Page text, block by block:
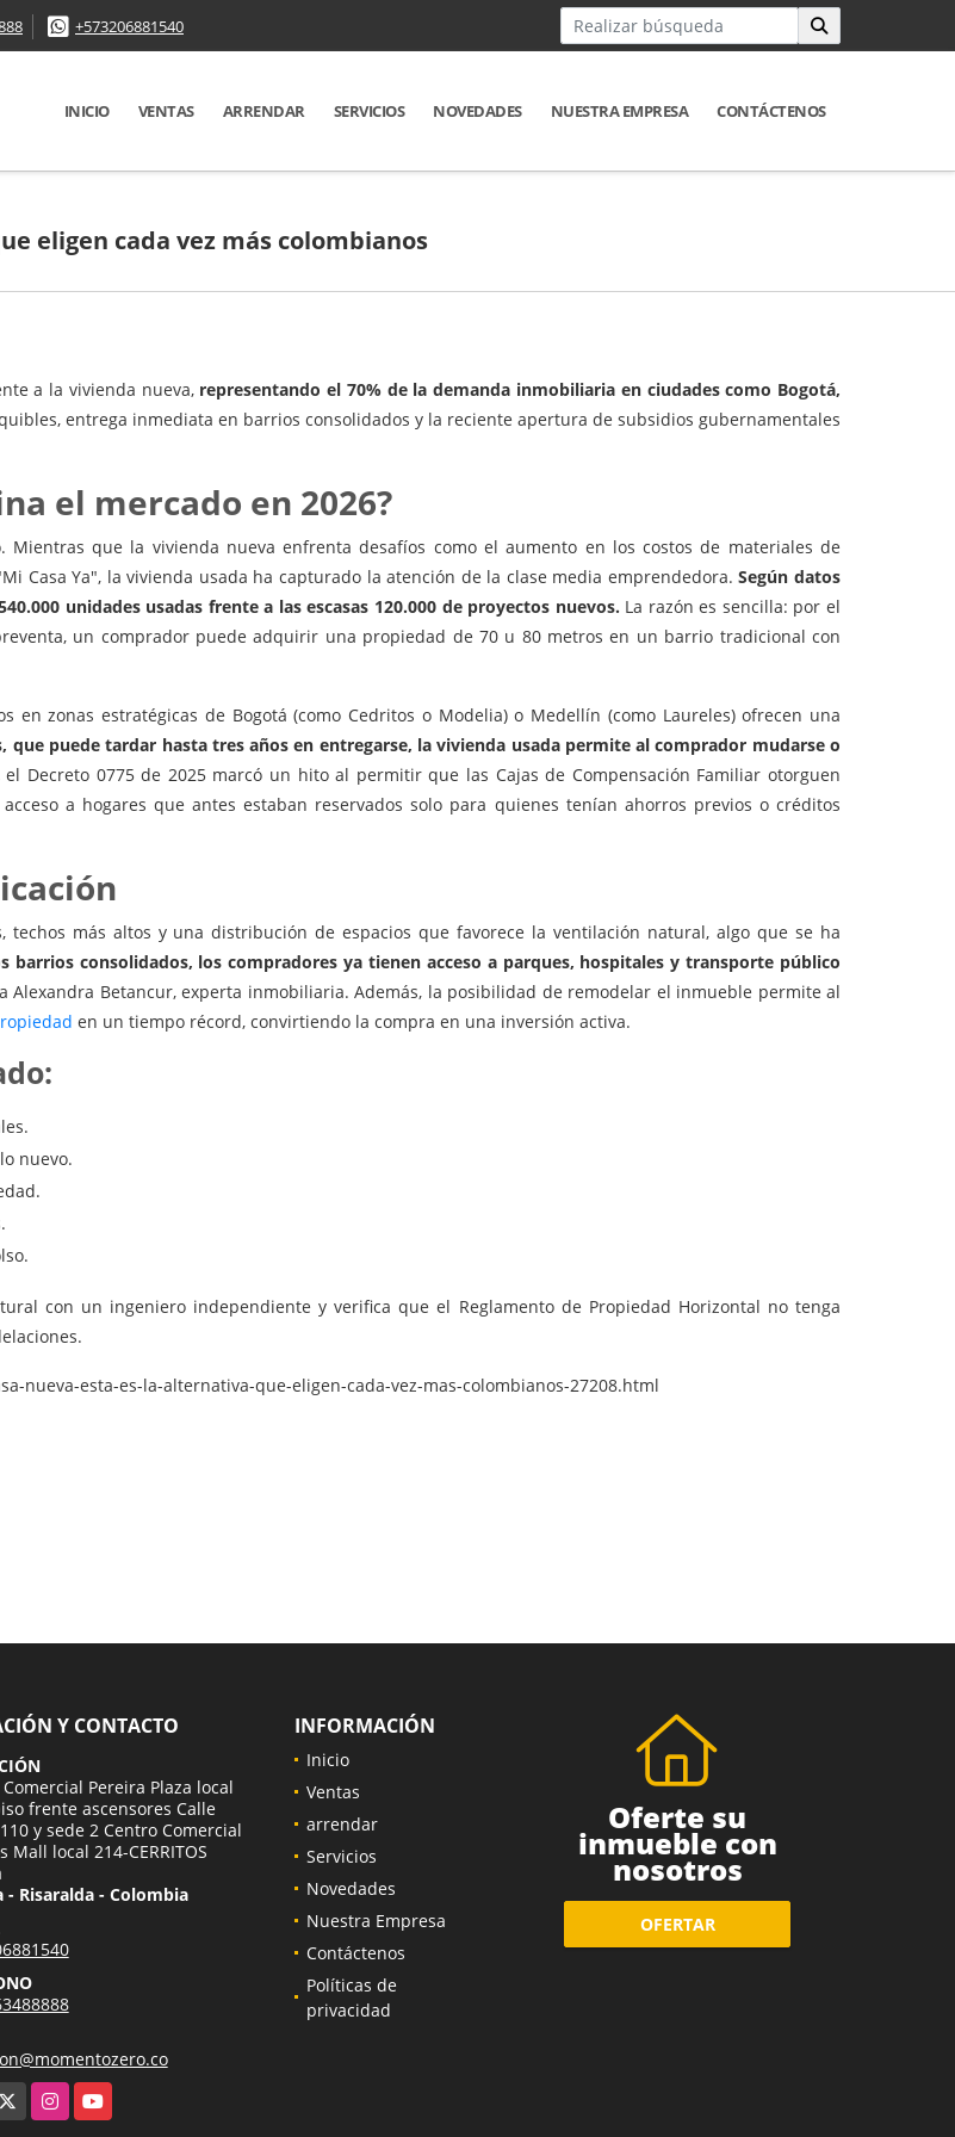
+573206881540
INICIO VENTAS ARRENDAR SERVICIOS NOVEDADES NUESTRA EMPRESA CONTÁCTENOS
eligen cada vez más colombianos
a la vivienda nueva, representando el 70% de la demanda inmobiliaria en ciudades como Bogotá,
entrega inmediata en barrios consolidados y la reciente apertura de subsidios gubernamentales
el mercado en 2026?
que la vivienda nueva enfrenta desafíos como el aumento en los costos de materiales de
Casa Ya", la vivienda usada ha capturado la atención de la clase media emprendedora.Según datos
unidades usadas frente a las escasas 120.000 de proyectos nuevos. La razón es sencilla: por el
un comprador puede adquirir una propiedad de 70 u 80 metros en un barrio tradicional con
en zonas estratégicas de Bogotá (como Cedritos o Modelia) o Medellín (como Laureles) ofrecen una
que puede tardar hasta tres años en entregarse, la vivienda usada permite al comprador mudarse o
el Decreto 0775 de 2025 marcó un hito al permitir que las Cajas de Compensación Familiar otorguen
a hogares que antes estaban reservados solo para quienes tenían ahorros previos o créditos
techos más altos y una distribución de espacios que favorece la ventilación natural, algo que se ha
barrios consolidados, los compradores ya tienen acceso a parques, hospitales y transporte público
Alexandra Betancur, experta inmobiliaria. Además, la posibilidad de remodelar el inmueble permite al
en un tiempo récord, convirtiendo la compra en una inversión activa.
nuevo.
con un ingeniero independiente y verifica que el Reglamento de Propiedad Horizontal no tenga
nueva-esta-es-la-alternativa-que-eligen-cada-vez-mas-colombianos-27208.html
Y CONTACTO
Pereira Plaza local
frente ascensores Calle
y sede 2 Centro Comercial
Mall local 214-CERRITOS
- Risaralda - Colombia
InstagramYouTube
INFORMACIÓN
Inicio
Ventas
arrendar
Servicios
Novedades
Nuestra Empresa
Contáctenos
Políticas de
privacidad
Oferte su
inmueble con
nosotros
OFERTAR